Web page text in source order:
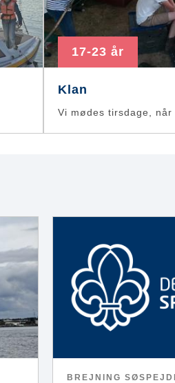
17-23 år
Klan
Vi mødes tirsdage, når
BREJNING